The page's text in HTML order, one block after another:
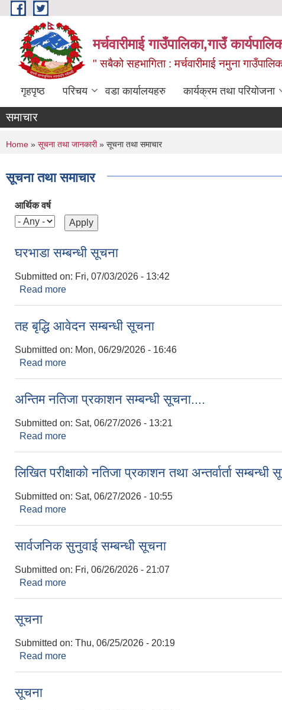
Skip to main content
मर्चवारीमाई गाउँपालिका,गाउँ
" सबैको सहभागिता : मर्चवारीमाई नमुना
गृहपृष्ठ परिचय वडा कार्यालयहरु कार्यक्रम तथा परियोजना
समाचार
You are here
Home » सूचना तथा जानकारी» सूचना तथा समाचार
सूचना तथा समाचार
आर्थिक वर्ष
घरभाडा सम्बन्धी सूचना
Submitted on: Fri, 07/03/2026 - 13:42
Read more
तह बृद्धि आवेदन सम्बन्धी सूचना
Submitted on: Mon, 06/29/2026 - 16:46
Read more
अन्तिम नतिजा प्रकाशन सम्बन्धी सूचना....
Submitted on: Sat, 06/27/2026 - 13:21
Read more
लिखित परीक्षाको नतिजा प्रकाशन तथा अन्तर्वार्ता सम्बन्धी
Submitted on: Sat, 06/27/2026 - 10:55
Read more
सार्वजनिक सुनुवाई सम्बन्धी सूचना
Submitted on: Fri, 06/26/2026 - 21:07
Read more
सूचना
Submitted on: Thu, 06/25/2026 - 20:19
Read more
सूचना